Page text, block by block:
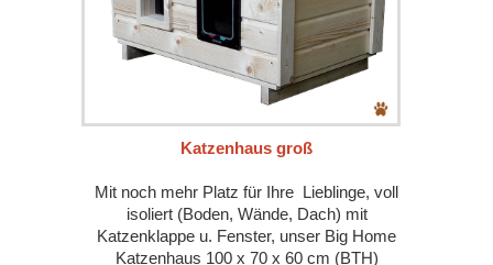
Katzenhaus groß
Mit noch mehr Platz für Ihre Lieblinge, voll
isoliert (Boden, Wände, Dach) mit
Katzenklappe u. Fenster, unser Big Home
Katzenhaus 100 x 70 x 60 cm (BTH)